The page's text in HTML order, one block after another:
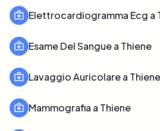
Elettrocardiogramma Ecg a
Esame Del Sangue a Thiene
Lavaggio Auricolare a Thiene
Mammografia a Thiene